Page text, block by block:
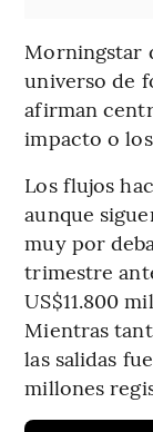
Morningstar
universo de
afirman
impacto o
Los flujos
aunque
muy por
trimestre
US$11.800
Mientras
las salidas
millones